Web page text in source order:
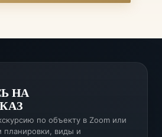
НА
по объекту в Zoom или
виды и